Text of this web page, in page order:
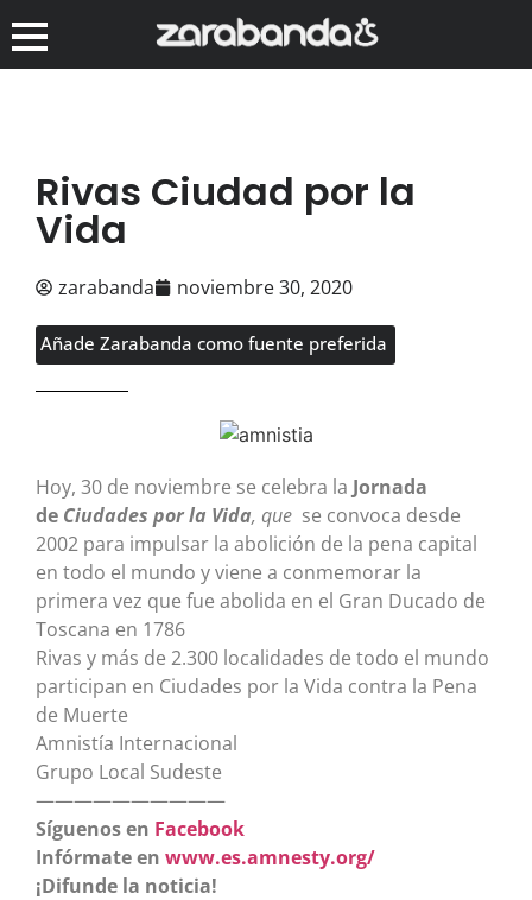
Rivas Ciudad por la
Vida
zarabanda noviembre 30, 2020
Añade Zarabanda como fuente preferida
Hoy, 30 de noviembre se celebra la Jornada
de Ciudades por la Vida, que se convoca desde
2002 para impulsar la abolición de la pena capital
en todo el mundo y viene a conmemorar la
primera vez que fue abolida en el Gran Ducado de
Toscana en 1786
Rivas y más de 2.300 localidades de todo el mundo
participan en Ciudades por la Vida contra la Pena
de Muerte
Amnistía Internacional
Grupo Local Sudeste
——————————
Síguenos en Facebook
Infórmate en www.es.amnesty.org/
¡Difunde la noticia!